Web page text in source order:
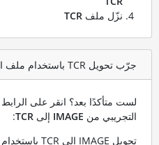
نزّل ملف TCR
جرّب تحويل TCR باستخدام ملف اختبار IMAGE
لست متأكدًا بعد؟ انقر على
التجريبي من IMAGEإلى TCR
: